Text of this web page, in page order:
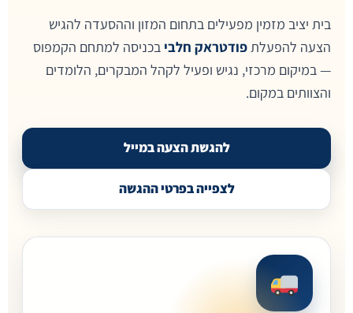
בית יציב מזמין מפעילים בתחום המזון וההסעדה להגיש
הצעה להפעלת פודטראק חלבי בכניסה למתחם הקמפוס
— במיקום מרכזי, נגיש ופעיל לקהל המבקרים, הלומדים
והצוותים במקום.
להגשת הצעה במייל
לצפייה בפרטי ההגשה